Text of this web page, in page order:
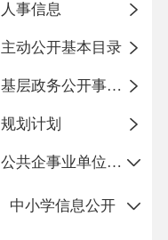
人事信息
主动公开基本目录
基层政务公开事项标准目录
规划计划
公共企事业单位信息公开
中小学信息公开